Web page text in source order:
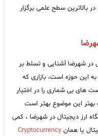
بالاترین سطح علمی برگزار
در شهرضا آشنایی و تسلط بر
به این حوزه است، بازاری که
های بی شماری را در اختیار
بهتر این موضوع بهتر است
ارز دیجیتال در شهرضا ، کمی
یا همان Cryptocurrency